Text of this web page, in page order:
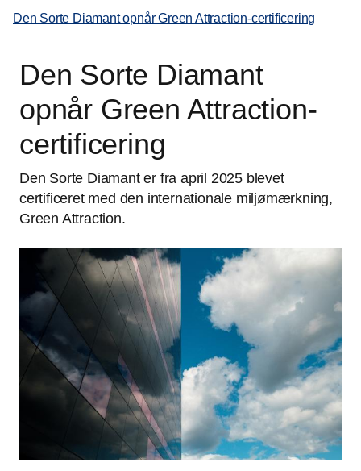
Den Sorte Diamant opnår Green Attraction-certificering
Den Sorte Diamant
opnår Green Attraction-
certificering
Den Sorte Diamant er fra april 2025 blevet
certificeret med den internationale miljømærkning,
Green Attraction.